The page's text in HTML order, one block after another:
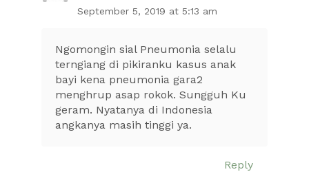
September 5, 2019 at 5:13 am
Ngomongin sial Pneumonia selalu
terngiang di pikiranku kasus anak
bayi kena pneumonia gara2
menghrup asap rokok. Sungguh Ku
geram. Nyatanya di Indonesia
angkanya masih tinggi ya.
Reply